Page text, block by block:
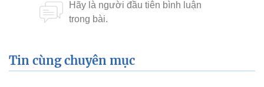
Tin cùng chuyên mục